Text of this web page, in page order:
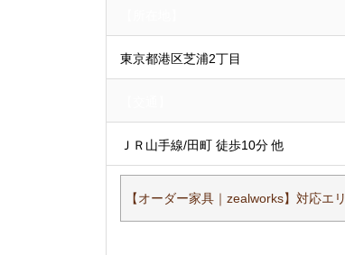
東京都港区芝浦2丁目
ＪＲ山手線/田町 徒歩10分 他
【オーダー家具｜zealworks】対応エ